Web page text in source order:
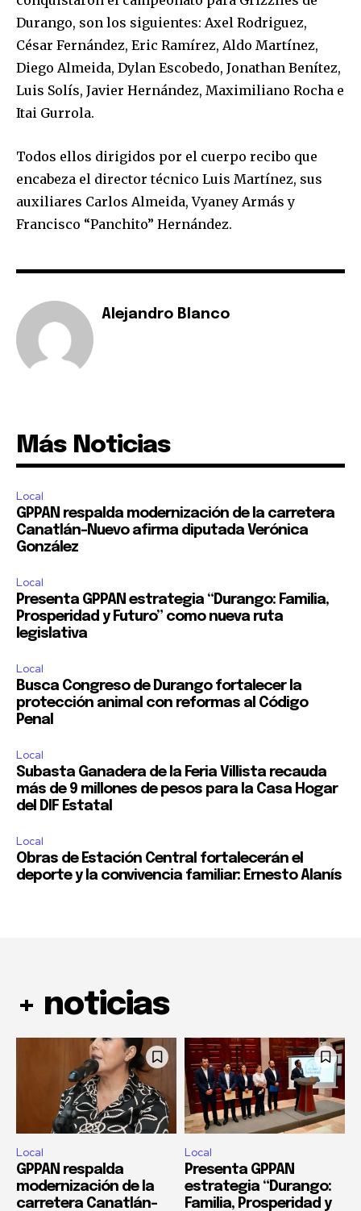
Durango, son los siguientes: Axel Rodriguez,
César Fernández, Eric Ramírez, Aldo Martínez,
Diego Almeida, Dylan Escobedo, Jonathan Benítez,
Luis Solís, Javier Hernández, Maximiliano Rocha e
Itai Gurrola.
Todos ellos dirigidos por el cuerpo recibo que
encabeza el director técnico Luis Martínez, sus
auxiliares Carlos Almeida, Vyaney Armás y
Francisco “Panchito” Hernández.
Alejandro Blanco
Más Noticias
Local
GPPAN respalda modernización de la carretera
Canatlán–Nuevo afirma diputada Verónica
González
Local
Presenta GPPAN estrategia “Durango: Familia,
Prosperidad y Futuro” como nueva ruta
legislativa
Local
Busca Congreso de Durango fortalecer la
protección animal con reformas al Código
Penal
Local
Subasta Ganadera de la Feria Villista recauda
más de 9 millones de pesos para la Casa Hogar
del DIF Estatal
Local
Obras de Estación Central fortalecerán el
deporte y la convivencia familiar: Ernesto Alanís
+ noticias
Local
GPPAN respalda
modernización de la
carretera Canatlán–
Local
Presenta GPPAN
estrategia “Durango:
Familia, Prosperidad y